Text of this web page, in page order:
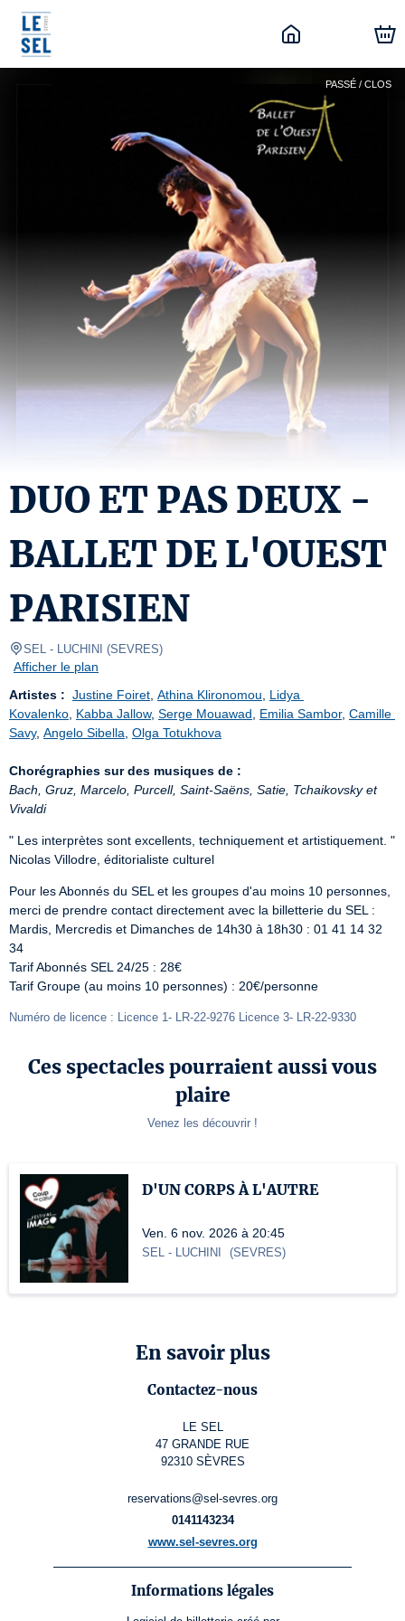
PASSÉ / CLOS
DUO ET PAS DEUX -
BALLET DE L'OUEST
PARISIEN
SEL - LUCHINI (SEVRES)
Afficher le plan
Artistes : Justine Foiret Athina Klironomou
Lidya
Kovalenko Kabba Jallow, Serge Mouawad Emilia Sambor, Camille
Savy, Angelo Sibella Olga Totukhova
Chorégraphies sur des musiques de :
Bach, Gruz, Marcelo, Purcell, Saint-Saëns, Satie, Tchaikovsky et
Vivaldi
" Les interprètes sont excellents, techniquement et artistiquement. "
Nicolas Villodre, éditorialiste culturel
Pour les Abonnés du SEL et les groupes d'au moins 10 personnes,
merci de prendre contact directement avec la billetterie du SEL :
Mardis, Mercredis et Dimanches de 14h30 à 18h30 : 01 41 14 32
34
Tarif Abonnés SEL 24/25 : 28€
Tarif Groupe (au moins 10 personnes) : 20€/personne
Numéro de licence : Licence 1- LR-22-9276 Licence 3- LR-22-9330
Ces spectacles pourraient aussi vous
plaire
Venez les découvrir !
D'UN CORPS À L'AUTRE
Ven. 6 nov. 2026 à 20:45
SEL - LUCHINI (SEVRES)
En savoir plus
Contactez-nous
LE SEL
47 GRANDE RUE
92310 SÈVRES
reservations@sel-sevres.org
0141143234
www.sel-sevres.org
Informations légales